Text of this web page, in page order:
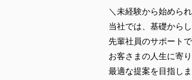
＼未経験から始めら
当社では、基礎から
先輩社員のサポート
お客さまの人生に寄り
最適な提案を目指しま